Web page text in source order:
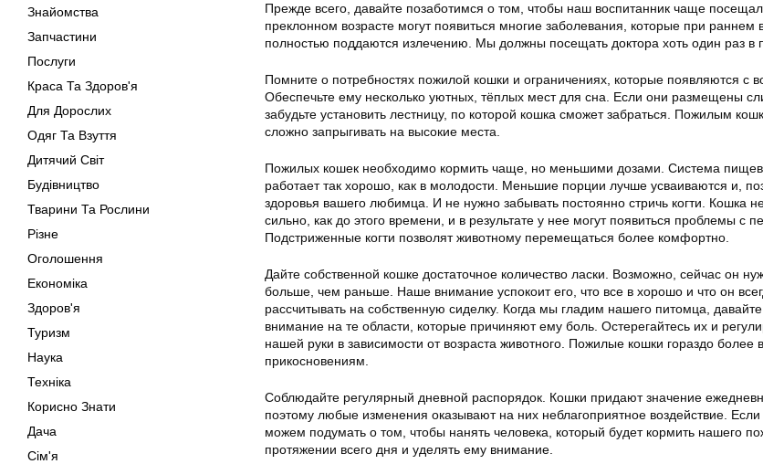
Знайомства
Запчастини
Послуги
Краса Та Здоров'я
Для Дорослих
Одяг Та Взуття
Дитячий Світ
Будівництво
Тварини Та Рослини
Різне
Оголошення
Економіка
Здоров'я
Туризм
Наука
Техніка
Корисно Знати
Дача
Сім'я
Прежде всего, давайте позаботимся о том, чтобы наш воспитанник чаще
преклонном возрасте могут появиться многие заболевания, которые при раннем
полностью поддаются излечению. Мы должны посещать доктора хоть один раз в
Помните о потребностях пожилой кошки и ограничениях, которые появляются с
Обеспечьте ему несколько уютных, тёплых мест для сна. Если они размещены
забудьте установить лестницу, по которой кошка сможет забраться. Пожилым
сложно запрыгивать на высокие места.
Пожилых кошек необходимо кормить чаще, но меньшими дозами. Система
работает так хорошо, как в молодости. Меньшие порции лучше усваиваются и,
здоровья вашего любимца. И не нужно забывать постоянно стричь когти. Кошка
сильно, как до этого времени, и в результате у нее могут появиться проблемы с
Подстриженные когти позволят животному перемещаться более комфортно.
Дайте собственной кошке достаточное количество ласки. Возможно, сейчас он
больше, чем раньше. Наше внимание успокоит его, что все в хорошо и что он
рассчитывать на собственную сиделку. Когда мы гладим нашего питомца,
внимание на те области, которые причиняют ему боль. Остерегайтесь их и
нашей руки в зависимости от возраста животного. Пожилые кошки гораздо более
прикосновениям.
Соблюдайте регулярный дневной распорядок. Кошки придают значение
поэтому любые изменения оказывают на них неблагоприятное воздействие.
можем подумать о том, чтобы нанять человека, который будет кормить нашего
протяжении всего дня и уделять ему внимание.